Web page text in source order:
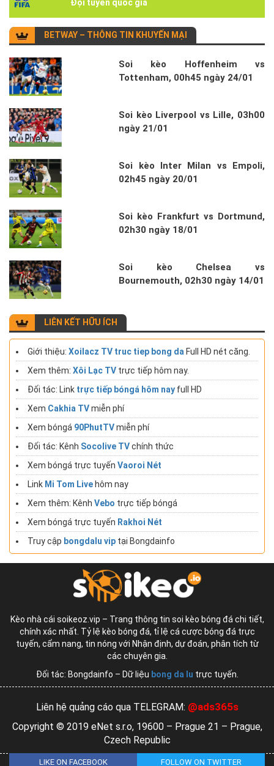
Đội tuyển quốc gia
BETWAY – THÔNG TIN KHUYẾN MẠI
Soi kèo Hoffenheim vs
Tottenham, 00h45 ngày 24/01
Soi kèo Liverpool vs Lille, 03h00
ngày 21/01
Soi kèo Inter Milan vs Empoli,
02h45 ngày 20/01
Soi kèo Frankfurt vs Dortmund,
02h30 ngày 18/01
Soi kèo Chelsea vs
Bournemouth, 02h30 ngày 14/01
LIÊN KẾT HỮU ÍCH
Giới thiệu: Xoilacz TV truc tiep bong da Full HD nét căng.
Xem thêm: Xôi Lạc TV trực tiếp hôm nay.
Đối tác: Link trực tiếp bóngá hôm nay full HD
Xem Cakhia TVmiễn phí
Xem bóngá 90PhutTVmiễn phí
Đối tác: Kênh Socolive TVchính thức
Xem bóngá trực tuyến Vaoroi Nét
Link Mi Tom Livehôm nay
Xem thêm: Kênh Vebo trực tiếp bóngá
Xem bóngá trực tuyến Rakhoi Nét
Truy cập bongdalu vip tại Bongdainfo
Kèo nhà cái soikeoz.vip – Trang thông tin soi kèo bóng đá chi tiết,
chính xác nhất. Tỷ lệ kèo bóng đá, tỉ lệ cá cược bóng đá trực
tuyến, cẩm nang, tin nóng với Nhận định, dự đoán, phân tích từ
các chuyên gia.
Đối tác: Bongdainfo – Dữ liệu bong da lu trực tuyến.
Liên hệ quảng cáo qua TELEGRAM: @ads365s
Copyright © 2019 eNet s.r.o, 19600 – Prague 21 – Prague,
Czech Republic
LIKE ON FACEBOOK FOLLOW ON TWITTER